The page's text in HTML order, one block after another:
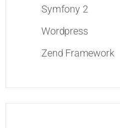
Symfony 2
Wordpress
Zend Framework